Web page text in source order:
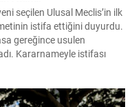
seçilen Ulusal Meclis’in ilk
istifa ettiğini duyurdu.
gereğince usulen
Kararnameyle istifası
dek görevlerine devam
ise Paşinyan